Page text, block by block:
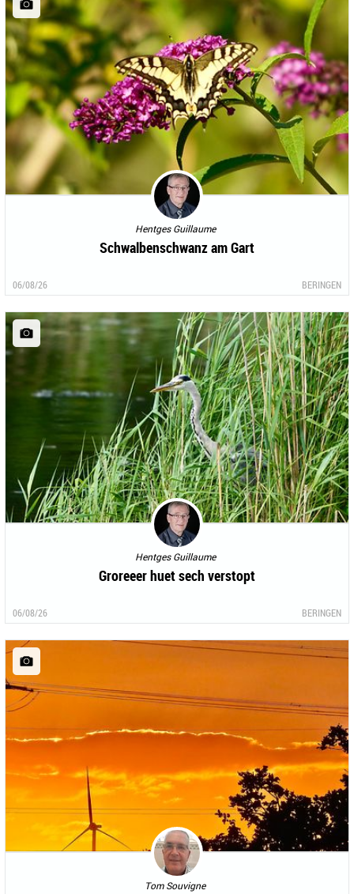
Hentges Guillaume
Schwalbenschwanz am Gart
06/08/26 BERINGEN
Hentges Guillaume
Groreeer huet sech verstopt
06/08/26 BERINGEN
Tom Souvigne